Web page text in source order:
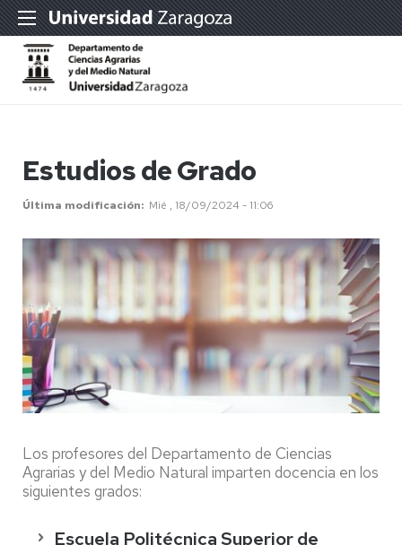
Estudios de Grado
Última modificación Mié , 18/09/2024 - 11:06
Los profesores del Departamento de Ciencias
Agrarias y del Medio Natural imparten docencia en los
siguientes grados:
Escuela Politécnica Superior de